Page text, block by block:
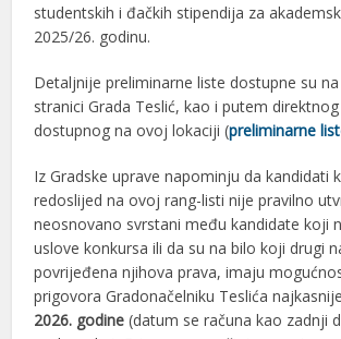
studentskih i đačkih stipendija za
2025/26. godinu.
Detaljnije preliminarne liste dostupne su
stranici Grada Teslić, kao i putem direktnog
dostupnog na ovoj lokaciji (preliminarne
Iz Gradske uprave napominju da kandidati
redoslijed na ovoj rang-listi nije pravilno
neosnovano svrstani među kandidate koji
uslove konkursa ili da su na bilo koji drugi
povrijeđena njihova prava, imaju
prigovora Gradonačelniku Teslića
2026. godine (datum se računa kao zadnji